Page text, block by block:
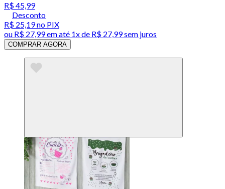
R$ 45,99
Desconto
R$ 25,19no PIX
ou R$ 27,99em até 1x de R$ 27,99sem juros
COMPRAR AGORA